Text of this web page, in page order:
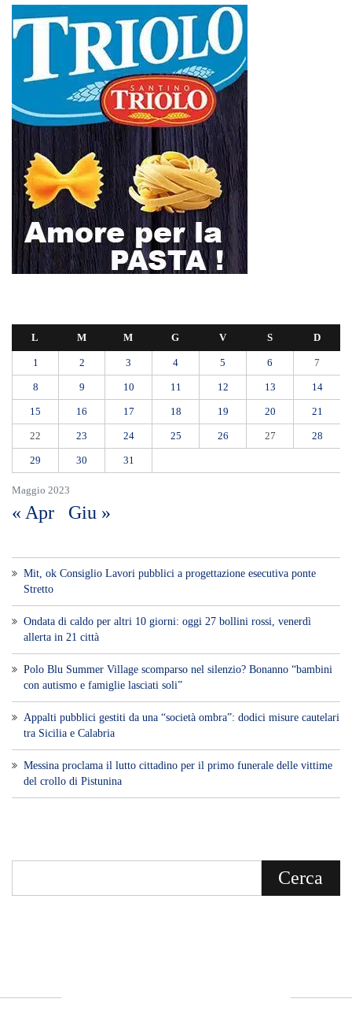
Maggio 2023
L M M G V S D
1 2 3 4 5 6 7
8 9 10 11 12 13 14
15 16 17 18 19 20 21
22 23 24 25 26 27 28
29 30 31
« Apr Giu »
Mit, ok Consiglio Lavori pubblici a progettazione esecutiva ponte
Stretto
Ondata di caldo per altri 10 giorni: oggi 27 bollini rossi, venerdì
allerta in 21 città
Polo Blu Summer Village scomparso nel silenzio? Bonanno “bambini
con autismo e famiglie lasciati soli”
Appalti pubblici gestiti da una “società ombra”: dodici misure cautelari
tra Sicilia e Calabria
Messina proclama il lutto cittadino per il primo funerale delle vittime
del crollo di Pistunina